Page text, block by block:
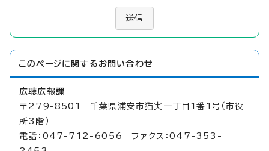
送信
このページに関する お問い合わせ
広聴広報課
〒279-8501 千葉県浦安市猫実一丁目1番1号（市役
所3階）
電話：047-712-6056 ファクス：047-353-